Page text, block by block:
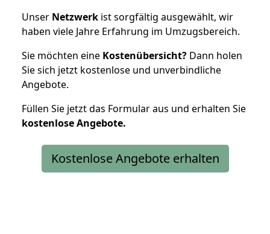
Unser Netzwerk ist sorgfältig ausgewählt, wir
haben viele Jahre Erfahrung im Umzugsbereich.
Sie möchten eine Kostenübersicht? Dann holen
Sie sich jetzt kostenlose und unverbindliche
Angebote.
Füllen Sie jetzt das Formular aus und erhalten Sie
kostenloseAngebote.
Kostenlose Angebote erhalten